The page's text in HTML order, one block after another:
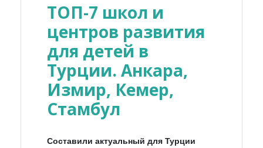
ТОП-7 школ и
центров развития
для детей в
Турции. Анкара,
Измир, Кемер,
Стамбул
Составили актуальный для Турции